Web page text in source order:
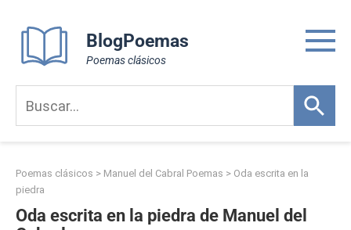
content
BlogPoemas
Poemas clásicos
Poemas clásicos > Manuel del Cabral Poemas > Oda escrita en la
piedra
Oda escrita en la piedra de Manuel del